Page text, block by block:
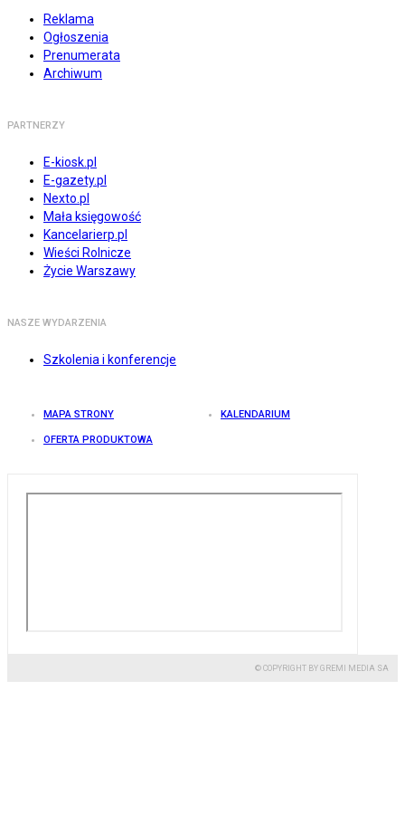
Reklama
Ogłoszenia
Prenumerata
Archiwum
PARTNERZY
E-kiosk.pl
E-gazety.pl
Nexto.pl
Mała księgowość
Kancelarierp.pl
Wieści Rolnicze
Życie Warszawy
NASZE WYDARZENIA
Szkolenia i konferencje
MAPA STRONY KALENDARIUM
OFERTA PRODUKTOWA
© COPYRIGHT BY GREMI MEDIA SA